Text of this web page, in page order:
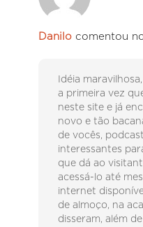
Danilo comentou
Idéia
a primeira vez
neste site e já
novo e tão
de vocês,
interessantes
que dá ao
acessá-lo até
internet
de almoço, na
disseram, além